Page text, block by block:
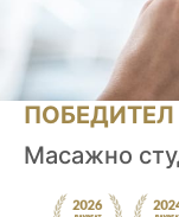
Масажно